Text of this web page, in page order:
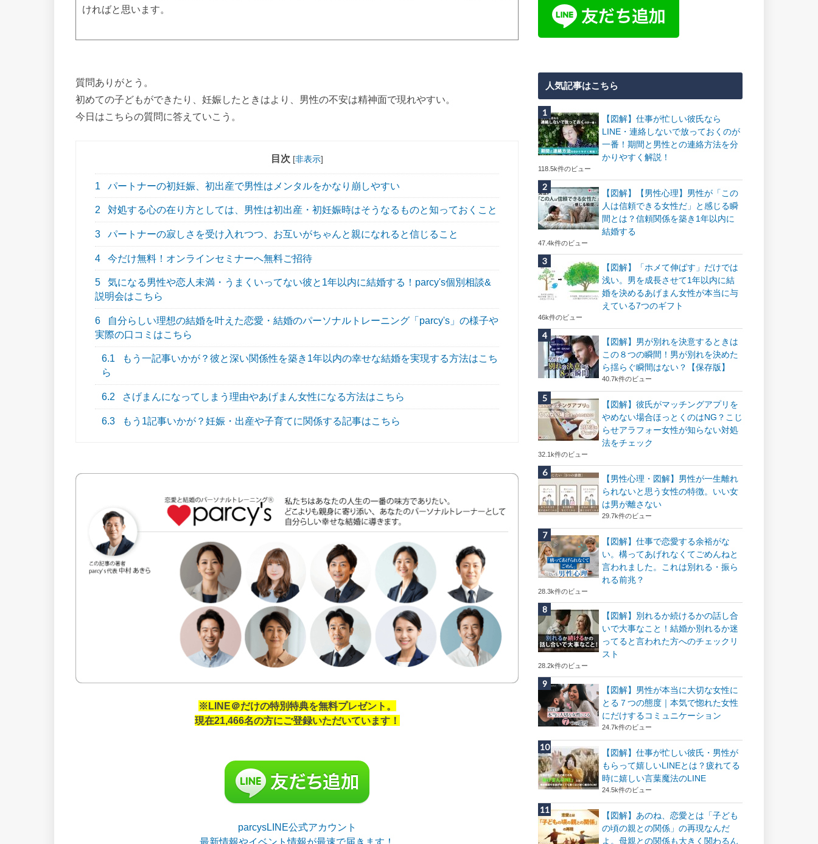
ければと思います。
質問ありがとう。
初めての子どもができたり、妊娠したときはより、男性の不安は精神面で現れやすい。
今日はこちらの質問に答えていこう。
目次 [非表示]
1 パートナーの初妊娠、初出産で男性はメンタルをかなり崩しやすい
2 対処する心の在り方としては、男性は初出産・初妊娠時はそうなるものと知っておくこと
3 パートナーの寂しさを受け入れつつ、お互いがちゃんと親になれると信じること
4 今だけ無料！オンラインセミナーへ無料ご招待
5
気になる男性や恋人未満・うまくいってない彼と1年以内に結婚する！parcy's個別相談&
説明会はこちら
6
自分らしい理想の結婚を叶えた恋愛・結婚のパーソナルトレーニング「parcy's」の様子や
実際の口コミはこちら
6.1
もう一記事いかが？彼と深い関係性を築き1年以内の幸せな結婚を実現する方法はこち
ら
6.2 さげまんになってしまう理由やあげまん女性になる方法はこちら
6.3 もう1記事いかが？妊娠・出産や子育てに関係する記事はこちら
※LINE＠だけの特別特典を無料プレゼント。
現在21,466名の方にご登録いただいています！
parcysLINE公式アカウント
最新情報やイベント情報が最速で届きます！
人気記事はこちら
【図解】仕事が忙しい彼氏なら
LINE・連絡しないで放っておくのが
一番！期間と男性との連絡方法を分
かりやすく解説！
118.5k件のビュー
【図解】【男性心理】男性が「この
人は信頼できる女性だ」と感じる瞬
間とは？信頼関係を築き1年以内に
結婚する
47.4k件のビュー
【図解】「ホメて伸ばす」だけでは
浅い。男を成長させて1年以内に結
婚を決めるあげまん女性が本当に与
えている7つのギフト
46k件のビュー
【図解】男が別れを決意するときは
この８つの瞬間！男が別れを決めた
ら揺らぐ瞬間はない？【保存版】
40.7k件のビュー
【図解】彼氏がマッチングアプリを
やめない場合ほっとくのはNG？こじ
らせアラフォー女性が知らない対処
法をチェック
32.1k件のビュー
【男性心理・図解】男性が一生離れ
られないと思う女性の特徴。いい女
は男が離さない
29.7k件のビュー
【図解】仕事で恋愛する余裕がな
い。構ってあげれなくてごめんねと
言われました。これは別れる・振ら
れる前兆？
28.3k件のビュー
【図解】別れるか続けるかの話し合
いで大事なこと！結婚か別れるか迷
ってると言われた方へのチェックリ
スト
28.2k件のビュー
【図解】男性が本当に大切な女性に
とる７つの態度｜本気で惚れた女性
にだけするコミュニケーション
24.7k件のビュー
【図解】仕事が忙しい彼氏・男性が
もらって嬉しいLINEとは？疲れてる
時に嬉しい言葉魔法のLINE
24.5k件のビュー
【図解】あのね、恋愛とは「子ども
の頃の親との関係」の再現なんだ
よ。母親との関係も大きく関わるん